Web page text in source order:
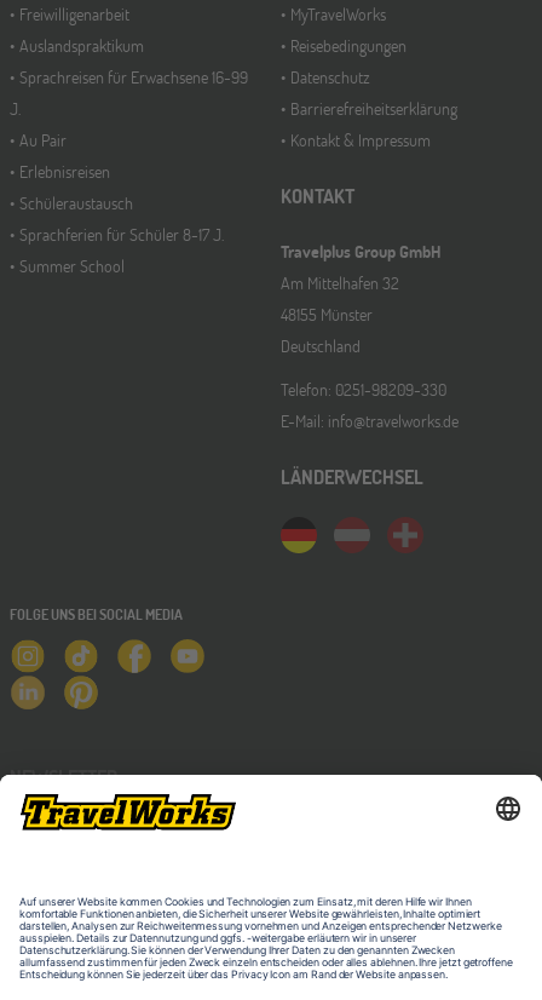
Freiwilligenarbeit
Auslandspraktikum
Sprachreisen für Erwachsene 16-99
J.
Au Pair
Erlebnisreisen
Schüleraustausch
Sprachferien für Schüler 8-17 J.
Summer School
MyTravelWorks
Reisebedingungen
Datenschutz
Barrierefreiheitserklärung
Kontakt & Impressum
KONTAKT
Travelplus Group GmbH
Am Mittelhafen 32
48155 Münster
Deutschland
Telefon: 0251-98209-330
E-Mail: info@travelworks.de
LÄNDERWECHSEL
FOLGE UNS BEI SOCIAL MEDIA
NEWSLETTER